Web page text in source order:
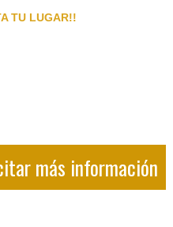
TU LUGAR!!
más información